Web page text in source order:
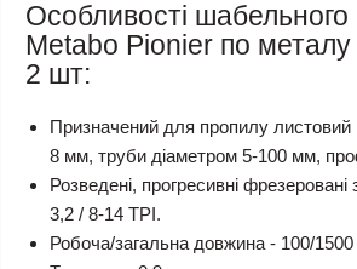
Особливості шабельного
Metabo Pionier по
2 шт:
Призначений для пропилу
8 мм, труби діаметром 5-100 мм,
Розведені, прогресивні фрезеровані
3,2 / 8-14 TPI.
Робоча/загальна довжина - 100/